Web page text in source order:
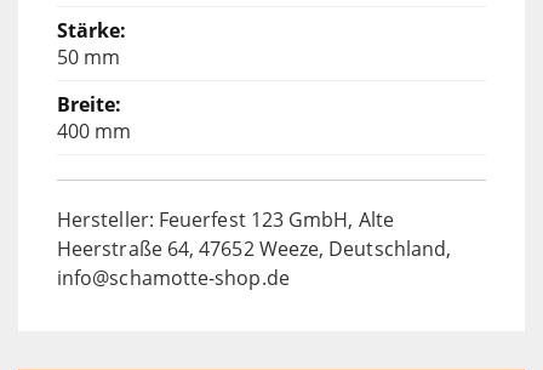
50 mm
400 mm
Hersteller: Feuerfest 123 GmbH, Alte
Heerstraße 64, 47652 Weeze, Deutschland,
info@schamotte-shop.de